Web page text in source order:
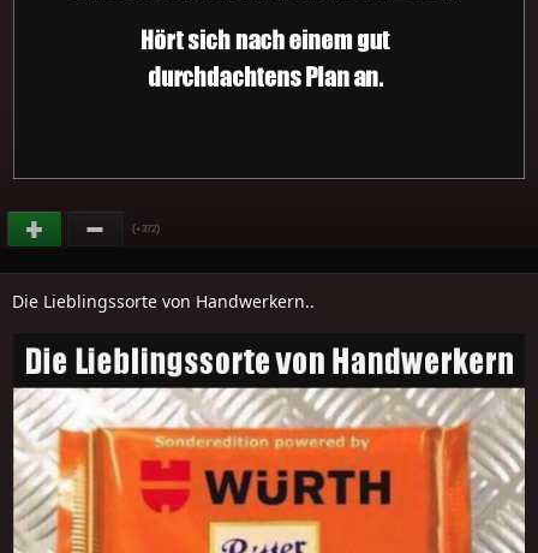
(+372)
Die Lieblingssorte von Handwerkern..